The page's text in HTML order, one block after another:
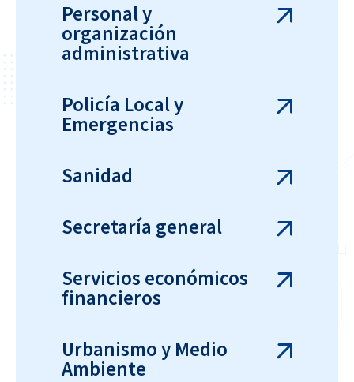
Personal y
organización
administrativa
Policía Local y
Emergencias
Sanidad
Secretaría general
Servicios económicos
financieros
Urbanismo y Medio
Ambiente